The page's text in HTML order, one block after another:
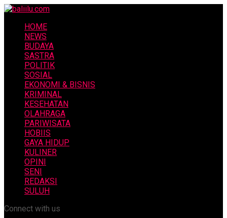
HOME
NEWS
BUDAYA
SASTRA
POLITIK
SOSIAL
EKONOMI & BISNIS
KRIMINAL
KESEHATAN
OLAHRAGA
PARIWISATA
HOBIIS
GAYA HIDUP
KULINER
OPINI
SENI
REDAKSI
SULUH
Connect with us